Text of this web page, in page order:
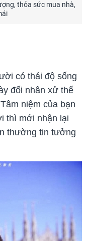
thỏa sức mua nhà,
có thái độ sống
đối nhân xử thế
niệm của bạn
thì mới nhận lại
thường tin tưởng